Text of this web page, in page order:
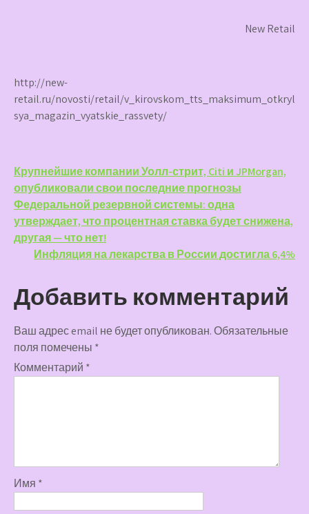
New Retail
http://new-
retail.ru/novosti/retail/v_kirovskom_tts_maksimum_otkryl
sya_magazin_vyatskie_rassvety/
Навигация
по
записям
Крупнейшие компании Уолл-стрит, Citi и JPMorgan,
опубликовали свои последние прогнозы
Федеральной резервной системы: одна
утверждает, что процентная ставка будет снижена,
другая — что нет!
Инфляция на лекарства в России достигла 6,4%
Добавить комментарий
Ваш адрес email не будет опубликован.Обязательные
поля помечены *
Комментарий *
Имя *